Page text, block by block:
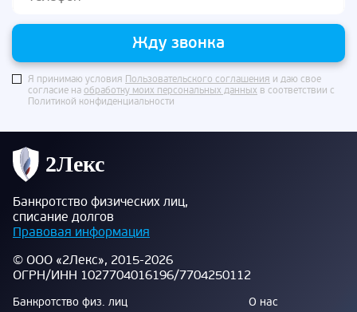
Жду звонка
Я принимаю условия Пользовательского соглашения и даю свое
согласие на обработку моих персональных данных в соответствии с
Политикой конфиденциальности
Банкротство физических лиц,
списание долгов
Правовая информация
© ООО «2Лекс», 2015-2026
ОГРН/ИНН 1027704016196/7704250112
Банкротство физ. лиц
О нас